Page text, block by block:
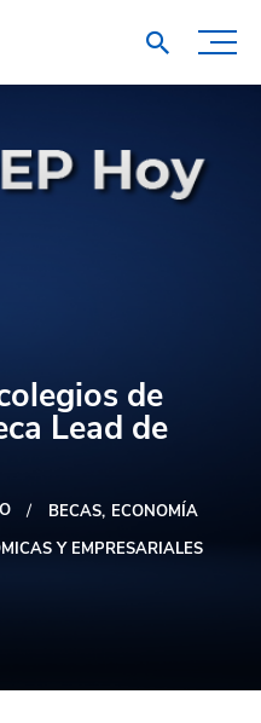
de
Lead de
BECAS ECONOMÍA
Y EMPRESARIALES